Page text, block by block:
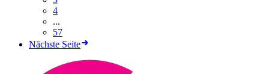
4
...
57
Nächste Seite